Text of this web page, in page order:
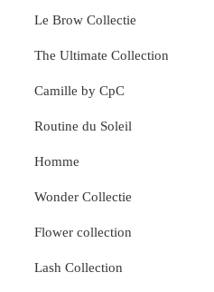
Le Brow Collectie
The Ultimate Collection
Camille by CpC
Routine du Soleil
Homme
Wonder Collectie
Flower collection
Lash Collection